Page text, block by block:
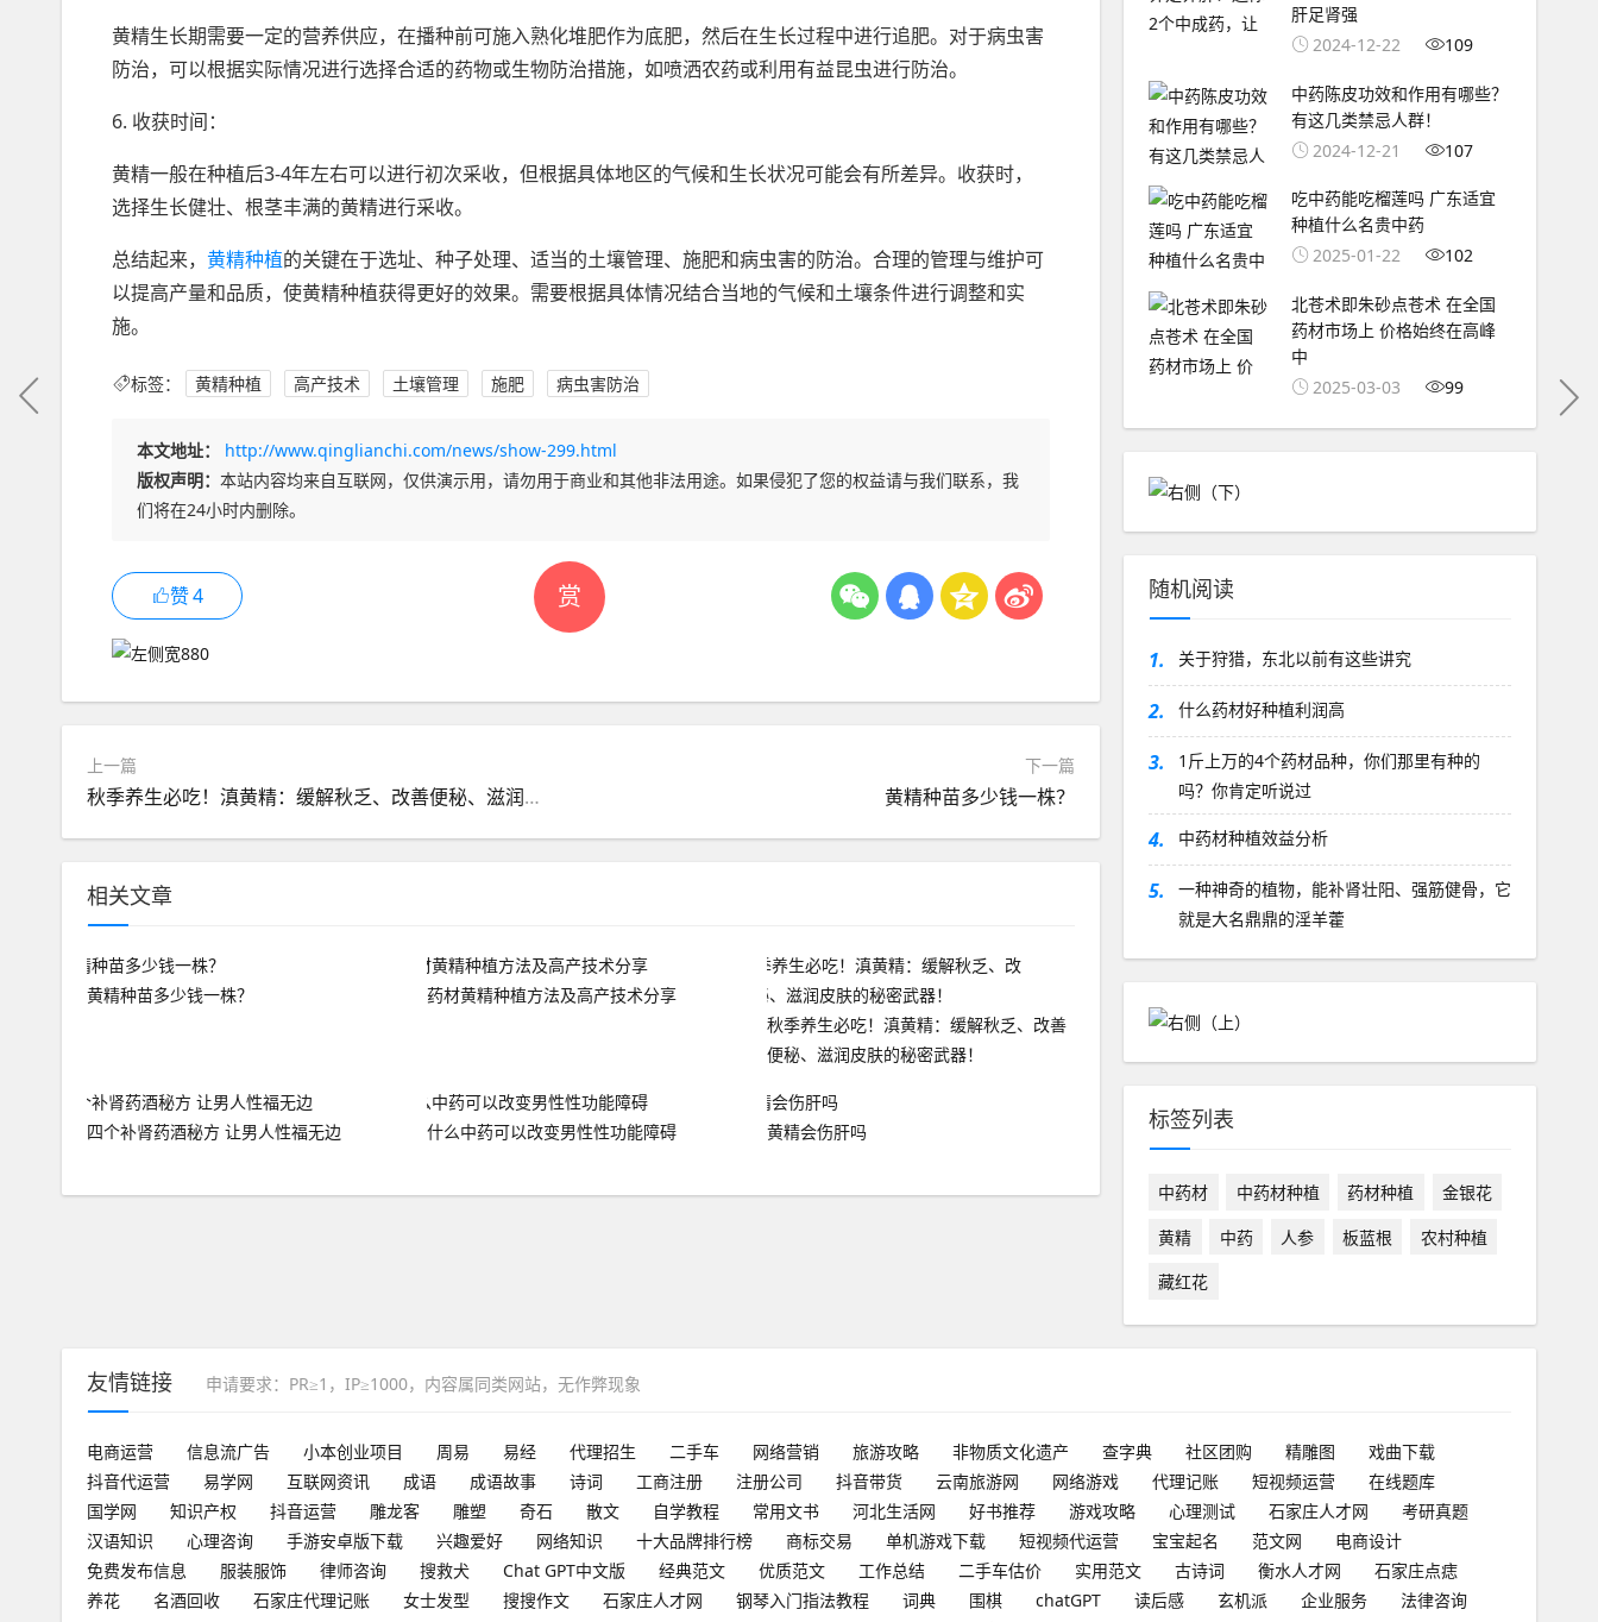
黄精生长期需要一定的营养供应，在播种前可施入熟化堆肥作为底肥，然后在生长过程中进行追肥。对于病虫害
防治，可以根据实际情况进行选择合适的药物或生物防治措施，如喷洒农药或利用有益昆虫进行防治。
6. 收获时间：
黄精一般在种植后3-4年左右可以进行初次采收，但根据具体地区的气候和生长状况可能会有所差异。收获时，
选择生长健壮、根茎丰满的黄精进行采收。
总结起来， 黄精种植的关键在于选址、种子处理、适当的土壤管理、施肥和病虫害的防治。合理的管理与维护可
以提高产量和品质，使黄精种植获得更好的效果。需要根据具体情况结合当地的气候和土壤条件进行调整和实
施。
标签： 黄精种植 高产技术 土壤管理 施肥 病虫害防治
赏
本文地址：
http://www.qinglianchi.com/news/show-299.html
版权声明： 本站内容均来自互联网，仅供演示用，请勿用于商业和其他非法用途。如果侵犯了您的权益请与我们联系，我
们将在24小时内删除。
赞4
上一篇
秋季养生必吃！滇黄精：缓解秋乏、改善便秘、滋润皮肤的秘密武器！
下一篇
黄精种苗多少钱一株？
相关文章
黄精种苗多少钱一株？
药材黄精种植方法及高产技术分享
秋季养生必吃！滇黄精：缓解秋乏、改善
便秘、滋润皮肤的秘密武器！
四个补肾药酒秘方 让男人性福无边 什么中药可以改变男性性功能障碍 黄精会伤肝吗
肝足肾强
2024-12-22
109
中药陈皮功效和作用有哪些？
有这几类禁忌人群！
2024-12-21
107
吃中药能吃榴莲吗 广东适宜
种植什么名贵中药
2025-01-22
102
北苍术即朱砂点苍术 在全国
药材市场上 价格始终在高峰
中
2025-03-03
99
随机阅读
1. 关于狩猎，东北以前有这些讲究
2. 什么药材好种植利润高
3.
1斤上万的4个药材品种，你们那里有种的
吗？你肯定听说过
4. 中药材种植效益分析
5.
一种神奇的植物，能补肾壮阳、强筋健骨，它
就是大名鼎鼎的淫羊藿
标签列表
中药材 中药材种植 药材种植
金银花
黄精
中药 人参 板蓝根
农村种植
藏红花
友情链接 申请要求：PR≥1，IP≥1000，内容属同类网站，无作弊现象
电商运营 信息流广告 小本创业项目 周易 易经 代理招生 二手车 网络营销 旅游攻略 非物质文化遗产 查字典 社区团购 精雕图
戏曲下载
抖音代运营
易学网 互联网资讯 成语 成语故事 诗词 工商注册 注册公司 抖音带货 云南旅游网 网络游戏 代理记账 短视频运营
在线题库
国学网
知识产权 抖音运营 雕龙客 雕塑 奇石 散文 自学教程 常用文书 河北生活网 好书推荐 游戏攻略 心理测试 石家庄人才网
考研真题
汉语知识
心理咨询 手游安卓版下载 兴趣爱好 网络知识 十大品牌排行榜 商标交易 单机游戏下载 短视频代运营 宝宝起名 范文网
电商设计
免费发布信息
服装服饰 律师咨询 搜救犬 Chat GPT中文版 经典范文 优质范文 工作总结 二手车估价 实用范文 古诗词 衡水人才网
石家庄点痣
养花
名酒回收 石家庄代理记账 女士发型 搜搜作文 石家庄人才网 钢琴入门指法教程 词典 围棋 chatGPT 读后感 玄机派 企业服务
法律咨询